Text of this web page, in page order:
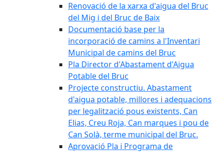
Renovació de la xarxa d'aigua del Bruc
del Mig i del Bruc de Baix
Documentació base per la
incorporació de camins a l'Inventari
Municipal de camins del Bruc
Pla Director d'Abastament d'Aigua
Potable del Bruc
Projecte constructiu. Abastament
d'aigua potable, millores i adequacions
per legalització pous existents, Can
Elias, Creu Roja, Can marques i pou de
Can Solà, terme municipal del Bruc.
Aprovació Pla i Programa de